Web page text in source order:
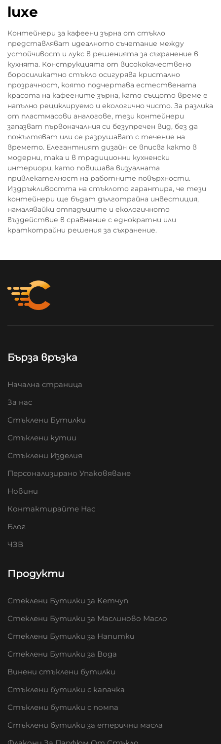
luxe
Контейнери за кафеени зърна от стъкло
представляват идеалното съчетание между
устойчивост и лукс в решенията за съхранение в
кухнята. Конструкцията от висококачествено
боросиликатно стъкло осигурява кристално
прозрачност, която подчертава естествената
красота на кафеените зърна, като същото време е
напълно рециклируемо и екологично чисто. За разлика
от пластмасови аналогове, тези контейнери
запазват първоначалния си безупречен вид, без да
пожълтяват или се разрушават с течение на
времето. Елегантният дизайн се вписва както в
модерни, така и в традиционни кухненски
интериори, като повишава визуалната
привлекателност на работните повърхности.
Издръжливостта на стъклото гарантира, че тези
контейнери ще бъдат дълготрайна инвестиция,
намалявайки отпадъците и екологичното
въздействие в сравнение с еднократни или
краткотрайни решения за съхранение.
Бърза връзка
Начална страница
За нас
Стъклени Бутилки
Стъклени кутии
Стъклени Изделия
Персонализирано Упаковяване
Новини
Контактирайте Нас
Блог
ЧЗВ
Продукти
Стеклени Бутилки за Кетчуп
Стеклени Бутилки за Маслиново Масло
Стеклени Бутилки за Напитки
Стеклени Бутилки за Вода
Винени стъклени бутилки
Стъклени бутилки с капачка
Стъклени бутилки с помпа
Стъклени бутилки за етерични масла